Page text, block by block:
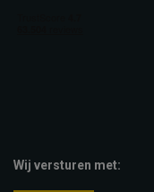
Wij versturen met: